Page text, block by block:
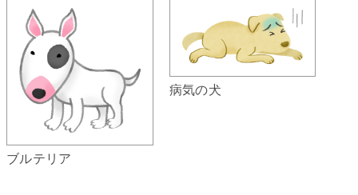
ブルテリア
病気の犬